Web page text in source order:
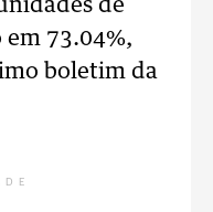
de
73.04%,
boletim da